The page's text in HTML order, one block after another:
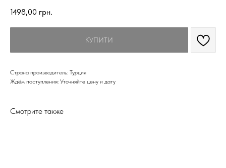
1498,00 грн.
КУПИТИ
Страна производитель: Турция
Ждём поступления: Уточняйте цену и дату
Смотрите также